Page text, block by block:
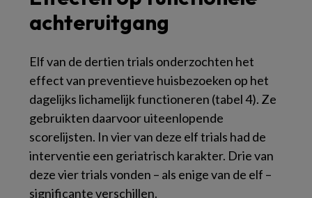
achteruitgang
Elf van de dertien trials onderzochten het
effect van preventieve huisbezoeken op het
dagelijks lichamelijk functioneren (tabel 4). Ze
gebruikten daarvoor uiteenlopende
scorelijsten. In vier van deze elf trials had de
interventie een geriatrisch karakter. Drie van
deze vier trials vonden – als enige van de elf –
significante verschillen.